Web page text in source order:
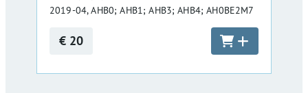
2019-04, AHB0; AHB1; AHB3; AHB4; AH0BE2M7
€ 20